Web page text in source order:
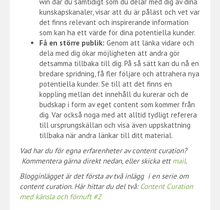
kunskapskanaler, visar att du är påläst och vet var
det finns relevant och inspirerande information
som kan ha ett värde för dina potentiella kunder.
Få en större publik: Genom att länka vidare och
dela med dig ökar möjligheten att andra gör
detsamma tillbaka till dig. På så sätt kan du nå en
bredare spridning, få fler följare och attrahera nya
potentiella kunder. Se till att det finns en
koppling mellan det innehåll du kurerar och de
budskap i form av eget content som kommer från
dig. Var också noga med att alltid tydligt referera
till ursprungskällan och visa även uppskattning
tillbaka när andra länkar till ditt material.
Vad har du för egna erfarenheter av content curation?
Kommentera gärna direkt nedan, eller skicka ettmail.
Blogginlägget är det första av två inlägg i en serie om
content curation. Här hittar du del två: Content Curation
med känsla och förnuft #2